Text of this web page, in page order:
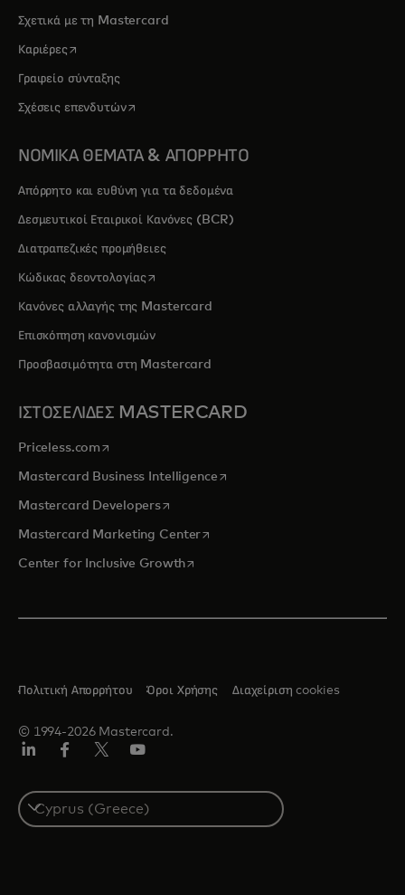
Σχετικά με τη Mastercard
Καριέρεςopens in a new tab
Γραφείο σύνταξης
Σχέσεις επενδυτώνopens in a new tab
ΝΟΜΙΚΑ ΘΕΜΑΤΑ & ΑΠΟΡΡΗΤΟ
Απόρρητο και ευθύνη για τα δεδομένα
Δεσμευτικοί Εταιρικοί Κανόνες (BCR)
Διατραπεζικές προμήθειες
Κώδικας δεοντολογίαςopens in a new tab
Κανόνες αλλαγής της Mastercard
Επισκόπηση κανονισμών
Προσβασιμότητα στη Mastercard
ΙΣΤΟΣΕΛΙΔΕΣ MASTERCARD
Priceless.com opens in a new tab
Mastercard Business Intelligenceopens in a new tab
Mastercard Developersopens in a new tab
Mastercard Marketing Centeropens in a new tab
Center for Inclusive Growthopens in a new tab
© 1994-2026 Mastercard.
Πολιτική Απορρήτου Όροι Χρήσης Διαχείριση cookies
Select
a
country